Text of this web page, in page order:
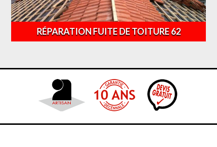
RÉPARATION FUITE DE TOITURE 62